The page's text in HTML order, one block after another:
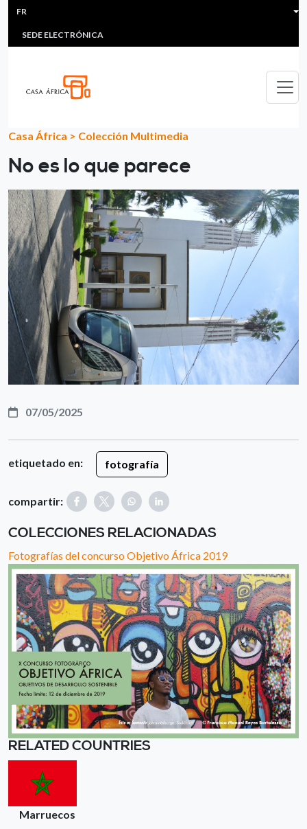
Aller au contenu principal
HEADER MENU
MULTIMEDIA
SEDE ELECTRÓNICA
FR
Casa África > Colección Multimedia
No es lo que parece
07/05/2025
etiquetado en: fotografía
compartir:
COLECCIONES RELACIONADAS
Fotografías del concurso Objetivo África 2019
RELATED COUNTRIES
Marruecos